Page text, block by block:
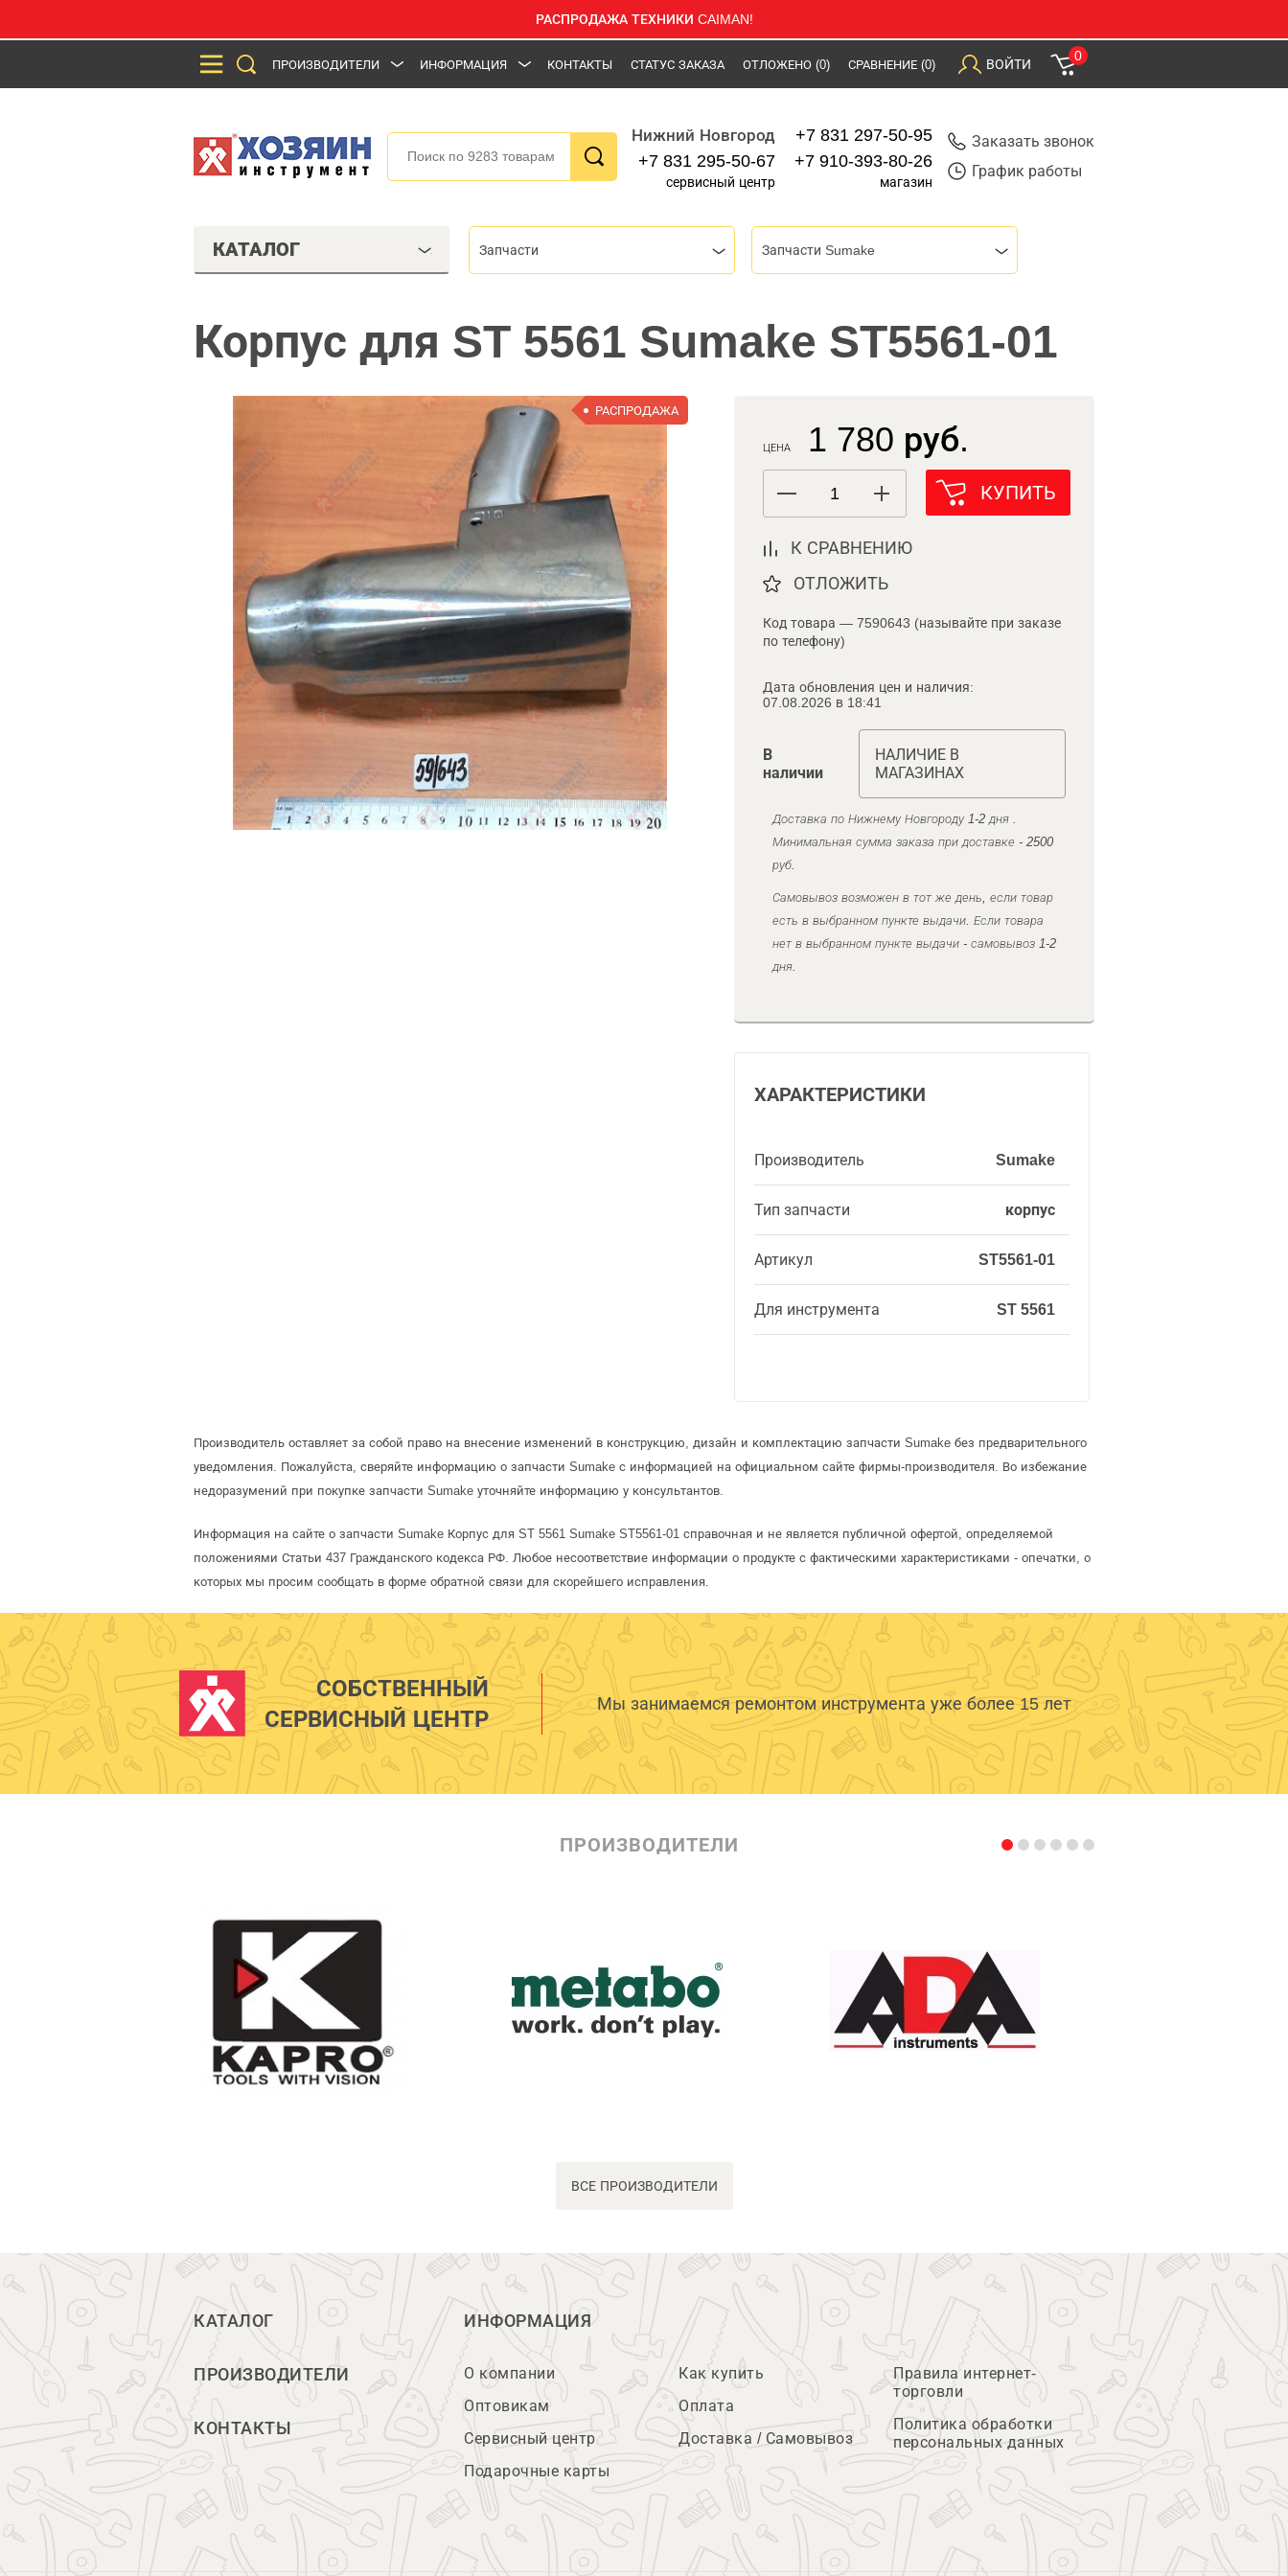
РАСПРОДАЖА ТЕХНИКИ CAIMAN!
ПРОИЗВОДИТЕЛИ ИНФОРМАЦИЯ КОНТАКТЫ СТАТУС ЗАКАЗА ОТЛОЖЕНО (0) СРАВНЕНИЕ (0) ВОЙТИ
0
Нижний Новгород
+7 831 295-50-67
сервисный центр
+7 831 297-50-95
+7 910-393-80-26
магазин
Заказать звонок
График работы
КАТАЛОГ Запчасти Запчасти Sumake
Корпус для ST 5561 Sumake ST5561-01
РАСПРОДАЖА
ЦЕНА 1 780 руб.
КУПИТЬ
К СРАВНЕНИЮ
ОТЛОЖИТЬ
Код товара — 7590643 (называйте при заказе
по телефону)
Дата обновления цен и наличия:
07.08.2026 в 18:41
В
наличии
НАЛИЧИЕ В
МАГАЗИНАХ
Доставка по Нижнему Новгороду 1-2 дня .
Минимальная сумма заказа при доставке - 2500
руб.
Самовывоз возможен в тот же день, если товар
есть в выбранном пункте выдачи. Если товара
нет в выбранном пункте выдачи - самовывоз 1-2
дня.
ХАРАКТЕРИСТИКИ
Производитель Sumake
Тип запчасти корпус
Артикул ST5561-01
Для инструмента ST 5561
Производитель оставляет за собой право на внесение изменений в конструкцию, дизайн и комплектацию запчасти Sumake без предварительного
уведомления. Пожалуйста, сверяйте информацию о запчасти Sumake с информацией на официальном сайте фирмы-производителя. Во избежание
недоразумений при покупке запчасти Sumake уточняйте информацию у консультантов.
Информация на сайте о запчасти Sumake Корпус для ST 5561 Sumake ST5561-01 справочная и не является публичной офертой, определяемой
положениями Статьи 437 Гражданского кодекса РФ. Любое несоответствие информации о продукте с фактическими характеристиками - опечатки, о
которых мы просим сообщать в форме обратной связи для скорейшего исправления.
СОБСТВЕННЫЙ
СЕРВИСНЫЙ ЦЕНТР
Мы занимаемся ремонтом инструмента уже более 15 лет
ПРОИЗВОДИТЕЛИ
ВСЕ ПРОИЗВОДИТЕЛИ
КАТАЛОГ
ПРОИЗВОДИТЕЛИ
КОНТАКТЫ
ИНФОРМАЦИЯ
О компании
Оптовикам
Сервисный центр
Подарочные карты
Как купить
Оплата
Доставка / Самовывоз
Правила интернет-
торговли
Политика обработки
персональных данных